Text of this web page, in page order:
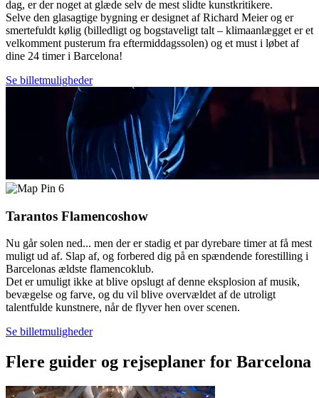
dag, er der noget at glæde selv de mest slidte kunstkritikere.
Selve den glasagtige bygning er designet af Richard Meier og er
smertefuldt kølig (billedligt og bogstaveligt talt – klimaanlægget er et
velkomment pusterum fra eftermiddagssolen) og et must i løbet af
dine 24 timer i Barcelona!
Se billetmuligheder
6
Tarantos Flamencoshow
Nu går solen ned... men der er stadig et par dyrebare timer at få mest
muligt ud af. Slap af, og forbered dig på en spændende forestilling i
Barcelonas ældste flamencoklub.
Det er umuligt ikke at blive opslugt af denne eksplosion af musik,
bevægelse og farve, og du vil blive overvældet af de utroligt
talentfulde kunstnere, når de flyver hen over scenen.
Se billetmuligheder
Flere guider og rejseplaner for Barcelona